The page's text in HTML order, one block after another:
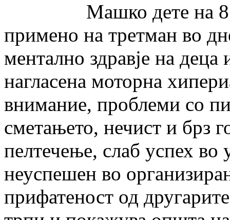
Машко дете на 8
примено на третман во
ментално здравје на
нагласена моторна
внимание, проблеми со
сметањето, нечист и брз
пелтечење, слаб успех
неуспешен во
прифатеност од